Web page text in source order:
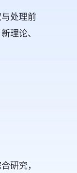
处理前
理论、
研究，